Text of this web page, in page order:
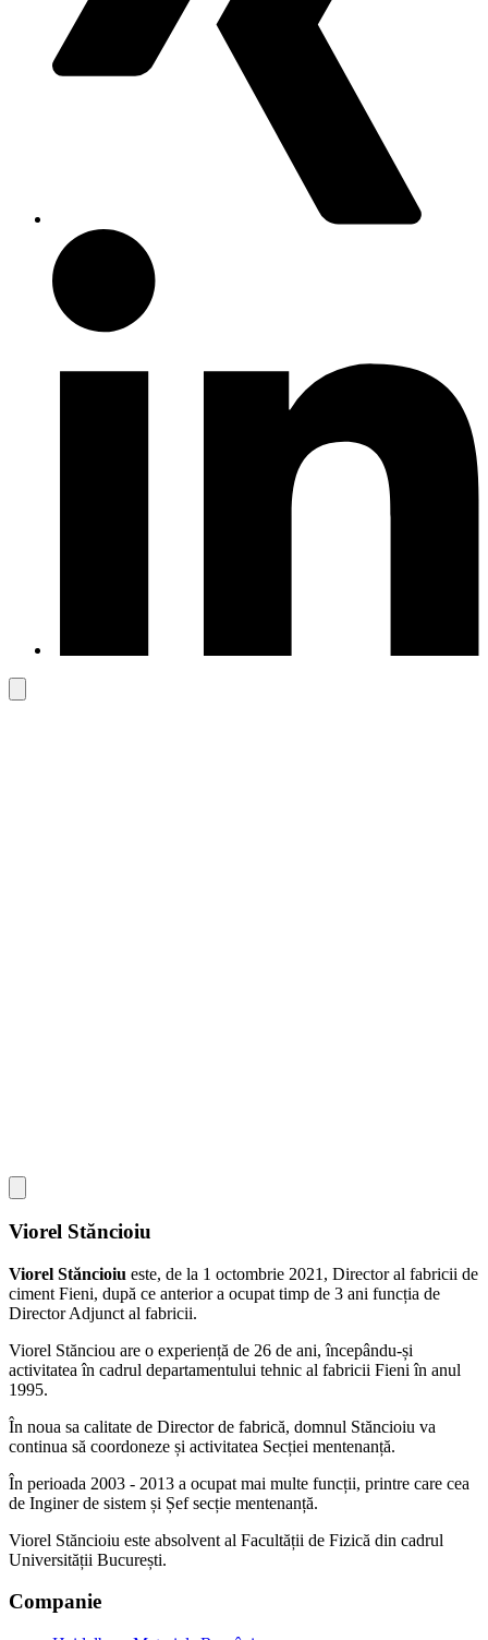
Viorel Stăncioiu
Viorel Stăncioiu este, de la 1 octombrie 2021, Director al fabricii de
ciment Fieni, după ce anterior a ocupat timp de 3 ani funcția de
Director Adjunct al fabricii.
Viorel Stănciou are o experiență de 26 de ani, începându-și
activitatea în cadrul departamentului tehnic al fabricii Fieni în anul
1995.
În noua sa calitate de Director de fabrică, domnul Stăncioiu va
continua să coordoneze și activitatea Secției mentenanță.
În perioada 2003 - 2013 a ocupat mai multe funcții, printre care cea
de Inginer de sistem și Șef secție mentenanță.
Viorel Stăncioiu este absolvent al Facultății de Fizică din cadrul
Universității București.
Companie